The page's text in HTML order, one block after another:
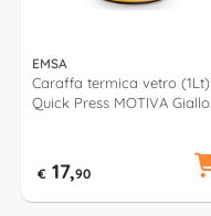
EMSA
Caraffa termica vetro (1Lt)
Quick Press MOTIVA Giallo
€ 17,90